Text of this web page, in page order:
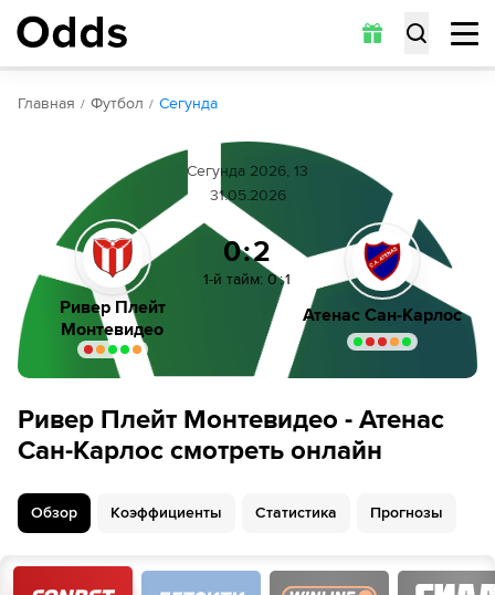
Обзор Коэффициенты Прогнозы
Главная Футбол Сегунда
Сегунда 2026, 13
31.05.2026
Ривер Плейт
Монтевидео
0:2
1-й тайм: 0:1
Атенас Сан-Карлос
Ривер Плейт Монтевидео - Атенас
Сан-Карлос смотреть онлайн
Обзор Коэффициенты Статистика Прогнозы